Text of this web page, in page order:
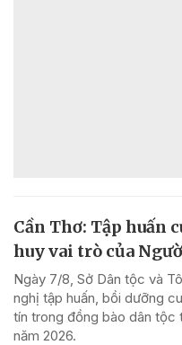
Cần Thơ: Tập huấn
huy vai trò của
Ngày 7/8, Sở Dân tộc và
nghị tập huấn, bồi dưỡng
tín trong đồng bào dân tộc
năm 2026.